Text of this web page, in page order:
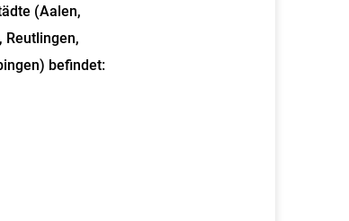
(Aalen,
Reutlingen,
befindet: